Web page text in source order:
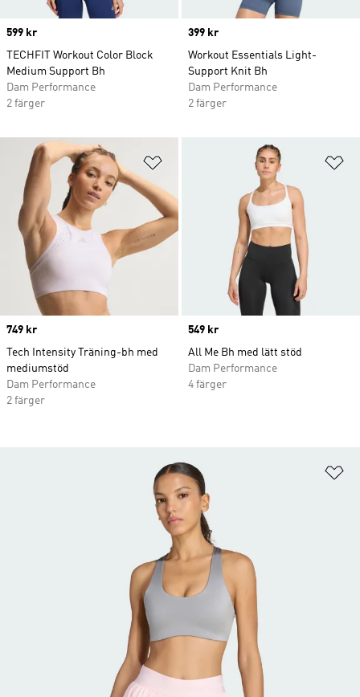
Price
599 kr
TECHFIT Workout Color Block
Medium Support Bh
Dam Performance
2 färger
Price
399 kr
Workout Essentials Light-
Support Knit Bh
Dam Performance
2 färger
Lägg till på önskelistan
Price
749 kr
Tech Intensity Träning-bh med
mediumstöd
Dam Performance
2 färger
Price
549 kr
All Me Bh med lätt stöd
Dam Performance
4 färger